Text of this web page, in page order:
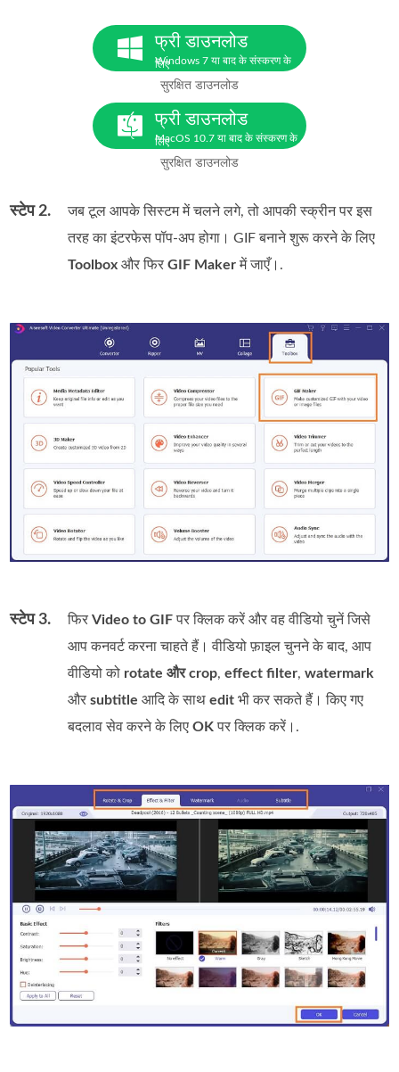
फ्री डाउनलोड
Windows 7 या बाद के संस्करण के
लिए
सुरक्षित डाउनलोड
फ्री डाउनलोड
MacOS 10.7 या बाद के संस्करण के
लिए
सुरक्षित डाउनलोड
स्टेप 2.
जब टूल आपके सिस्टम में चलने लगे, तो आपकी स्क्रीन पर इस
तरह का इंटरफेस पॉप‑अप होगा। GIF बनाने शुरू करने के लिए
Toolbox और फिरGIF Makerमें जाएँ।.
स्टेप 3. फिरVideo to GIFपर क्लिक करें और वह वीडियो चुनें जिसे
आप कनवर्ट करना चाहते हैं। वीडियो फ़ाइल चुनने के बाद, आप
वीडियो को rotate और crop,effect filter,watermark
औरsubtitle आदि के साथedit भी कर सकते हैं। किए गए
बदलाव सेव करने के लिएOKपर क्लिक करें।.